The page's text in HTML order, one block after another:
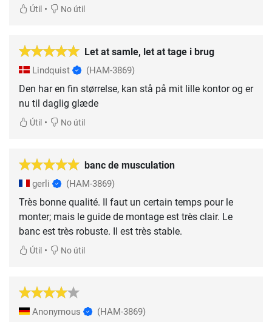
Útil • No útil
Let at samle, let at tage i brug
Lindquist (HAM-3869)
Den har en fin størrelse, kan stå på mit lille kontor og er
nu til daglig glæde
Útil • No útil
banc de musculation
gerli (HAM-3869)
Très bonne qualité. Il faut un certain temps pour le
monter; mais le guide de montage est très clair. Le
banc est très robuste. Il est très stable.
Útil • No útil
Anonymous (HAM-3869)